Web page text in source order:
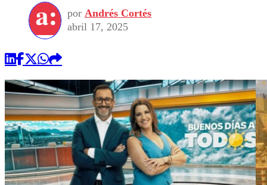
por Andrés Cortés
abril 17, 2025